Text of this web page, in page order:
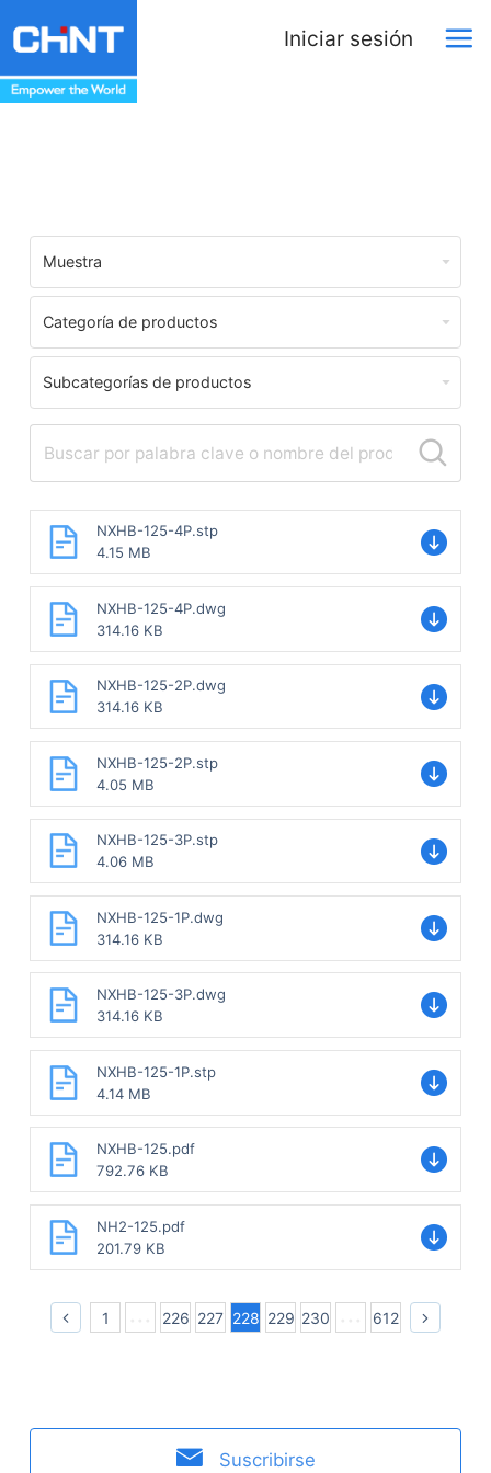
Iniciar sesión
Muestra
Categoría de productos
Subcategorías de productos
NXHB-125-4P.stp
4.15 MB
NXHB-125-4P.dwg
314.16 KB
NXHB-125-2P.dwg
314.16 KB
NXHB-125-2P.stp
4.05 MB
NXHB-125-3P.stp
4.06 MB
NXHB-125-1P.dwg
314.16 KB
NXHB-125-3P.dwg
314.16 KB
NXHB-125-1P.stp
4.14 MB
NXHB-125.pdf
792.76 KB
NH2-125.pdf
201.79 KB
1 226 227 228 229 230 612
Suscribirse